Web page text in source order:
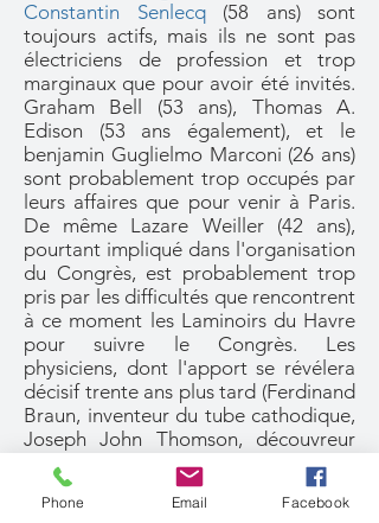
Constantin Senlecq(58 ans) sont
toujours actifs, mais ils ne sont pas
électriciens de profession et trop
marginaux que pour avoir été invités.
Graham Bell (53 ans), Thomas A.
Edison (53 ans également), et le
benjamin Guglielmo Marconi (26 ans)
sont probablement trop occupés par
leurs affaires que pour venir à Paris.
De même Lazare Weiller (42 ans),
pourtant impliqué dans l'organisation
du Congrès, est probablement trop
pris par les difficultés que rencontrent
à ce moment les Laminoirs du Havre
pour suivre le Congrès. Les
physiciens, dont l'apport se révélera
décisif trente ans plus tard (Ferdinand
Braun, inventeur du tube cathodique,
Joseph John Thomson, découvreur
de l'électron) ne sont pas là non plus.
Parmi les jeunes inventeurs, aucun de
ceux cités par Perskyi ne sont
Phone Email Facebook